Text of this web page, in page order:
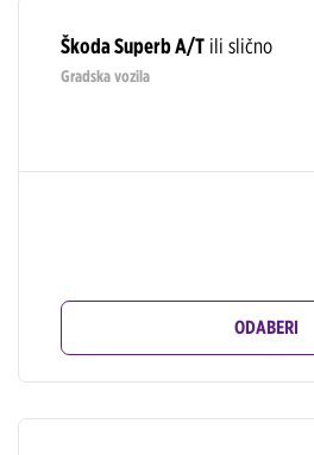
Škoda Superb A/T ili slično
Gradska vozila
ODABERI